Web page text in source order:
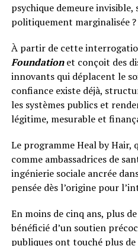
psychique demeure invisible,
politiquement marginalisée ?
À partir de cette
Foundationet conçoit des
innovants qui déplacent le
confiance existe déjà,
les systèmes publics et
légitime, mesurable et
Le programme Heal by Hair,
comme ambassadrices de
ingénierie sociale ancrée
pensée dès l’origine pour
En moins de cinq ans, plus
bénéficié d’un soutien
publiques ont touché plus